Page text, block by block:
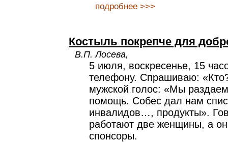
подробнее >>>
Костыль покрепче для
В.П. Лосева,
5 июля, воскресенье, 15
телефону. Спрашиваю:
мужской голос: «Мы
помощь. Собес дал нам
инвалидов…, продукты».
работают две женщины, а
спонсоры.